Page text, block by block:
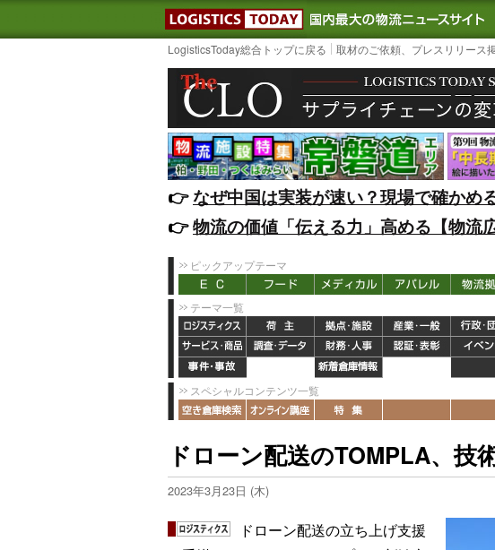
LOGISTICS TODAY｜国内最
LogisticsToday総合トップに戻る 取材のご依頼、プレスリリース
👉️なぜ中国は実装が速い？現場で確かめ
👉️物流の価値「伝える力」高める【物流
ピックアップテーマ
テーマ一覧
スペシャルコンテンツ一覧
ドローン配送のTOMPLA、技
2023年3月23日 (木)
ドローン配送の立ち上げ支援